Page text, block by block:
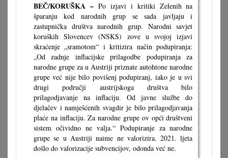
BEČ/KORUŠKA –Po izjavi i kritiki Zelenih na
šparanju kod narodnih grup se sada javljaju i
zastupnička društva narodnih grup. Narodni savjet
koruških Slovencev (NSKS) zove u svojoj izjavi
skraćenje „sramotom“ i kritizira način podupiranja:
„Od zadnje inflacijske prilagodbe podupiranja za
narodne grupe za u Austriji priznate autohtone narodne
grupe već nije bilo povišenj podupiranj, iako je u svi
drugi područji austrijskoga društva bilo
prilagodjavanje na inflaciju. Od javne službe do
djelačev i namješćenih svagdir je bilo prilagodjavanja
plaće na inflaciju. Za narodne grupe ov opći društveni
sistem očividno ne valja.“ Podupiranje za narodne
grupe se u Austriji naime ne valorizira. 2021. ljeta
došlo do valorizacije subvencijov, odonda već ne.